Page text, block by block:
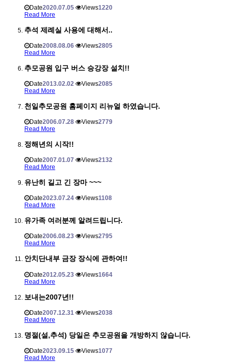
Date2020.07.05 Views1220
Read More
추석 제례실 사용에 대해서..
Date2008.08.06 Views2805
Read More
추모공원 입구 버스 승강장 설치!!
Date2013.02.02 Views2085
Read More
천일추모공원 홈페이지 리뉴얼 하였습니다.
Date2006.07.28 Views2779
Read More
정해년의 시작!!
Date2007.01.07 Views2132
Read More
유난히 길고 긴 장마 ~~~
Date2023.07.24 Views1108
Read More
유가족 여러분께 알려드립니다.
Date2006.08.23 Views2795
Read More
안치단내부 금장 장식에 관하여!!
Date2012.05.23 Views1664
Read More
보내는2007년!!
Date2007.12.31 Views2038
Read More
명절(설,추석) 당일은 추모공원을 개방하지 않습니다.
Date2023.09.15 Views1077
Read More